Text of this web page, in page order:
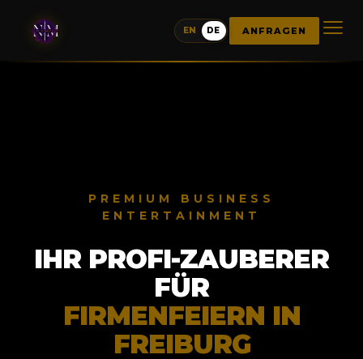
EN DE ANFRAGEN
PREMIUM BUSINESS
ENTERTAINMENT
IHR PROFI-ZAUBERER
FÜR
FIRMENFEIERN IN
FREIBURG